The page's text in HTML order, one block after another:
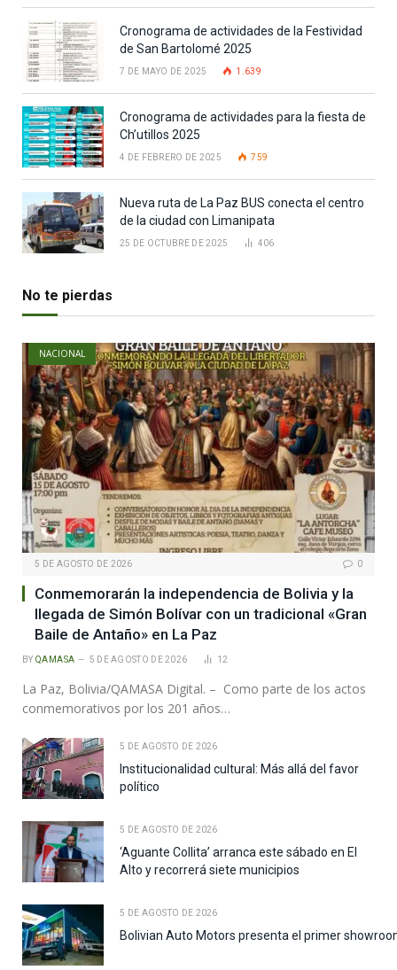
Cronograma de actividades de la Festividad
de San Bartolomé 2025
7 DE MAYO DE 2025 1.639
Cronograma de actividades para la fiesta de
Ch’utillos 2025
4 DE FEBRERO DE 2025 759
Nueva ruta de La Paz BUS conecta el centro
de la ciudad con Limanipata
25 DE OCTUBRE DE 2025 406
No te pierdas
NACIONAL
5 DE AGOSTO DE 2026 0
Conmemorarán la independencia de Bolivia y la
llegada de Simón Bolívar con un tradicional «Gran
Baile de Antaño» en La Paz
BY QAMASA 5 DE AGOSTO DE 2026 12
La Paz, Bolivia/QAMASA Digital. – Como parte de los actos
conmemorativos por los 201 años…
5 DE AGOSTO DE 2026
Institucionalidad cultural: Más allá del favor
político
5 DE AGOSTO DE 2026
‘Aguante Collita’ arranca este sábado en El
Alto y recorrerá siete municipios
5 DE AGOSTO DE 2026
Bolivian Auto Motors presenta el primer